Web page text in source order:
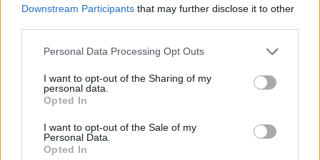
Downstream Participants that may further disclose it to other
Personal Data Processing Opt Outs
I want to opt-out of the Sharing of my
personal data.
Opted In
I want to opt-out of the Sale of my
Personal Data.
Opted In